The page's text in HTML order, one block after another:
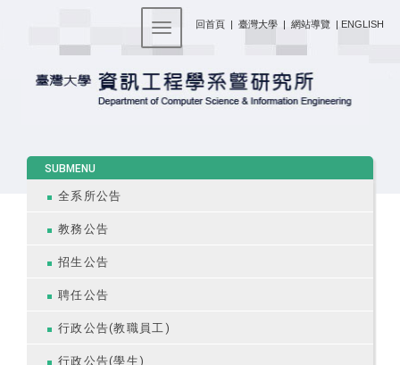
回首頁 | 臺灣大學 | 網站導覽 | ENGLISH
Toggle navigation
SUBMENU
全系所公告
教務公告
招生公告
聘任公告
行政公告(教職員工)
行政公告(學生)